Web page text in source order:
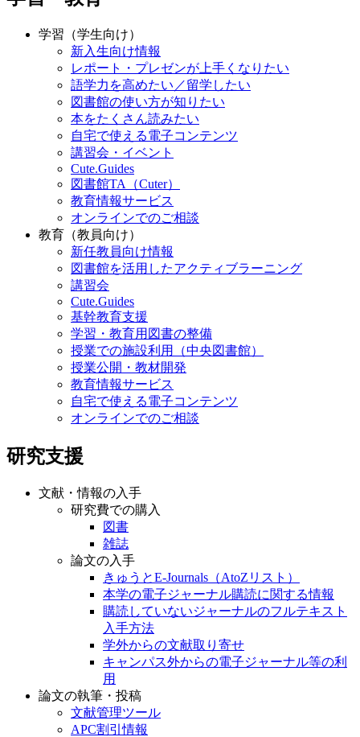
学習（学生向け）
新入生向け情報
レポート・プレゼンが上手くなりたい
語学力を高めたい／留学したい
図書館の使い方が知りたい
本をたくさん読みたい
自宅で使える電子コンテンツ
講習会・イベント
Cute.Guides
図書館TA（Cuter）
教育情報サービス
オンラインでのご相談
教育（教員向け）
新任教員向け情報
図書館を活用したアクティブラーニング
講習会
Cute.Guides
基幹教育支援
学習・教育用図書の整備
授業での施設利用（中央図書館）
授業公開・教材開発
教育情報サービス
自宅で使える電子コンテンツ
オンラインでのご相談
研究支援
文献・情報の入手
研究費での購入
図書
雑誌
論文の入手
きゅうとE-Journals（AtoZリスト）
本学の電子ジャーナル購読に関する情報
購読していないジャーナルのフルテキスト
入手方法
学外からの文献取り寄せ
キャンパス外からの電子ジャーナル等の利
用
論文の執筆・投稿
文献管理ツール
APC割引情報